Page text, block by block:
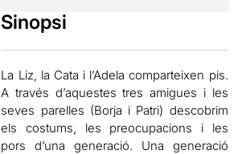
Sinopsi
La Liz, la Cata i l’Adela comparteixen pis.
A través d’aquestes tres amigues i les
seves parelles (Borja i Patri) descobrim
els costums, les preocupacions i les
pors d’una generació. Una generació